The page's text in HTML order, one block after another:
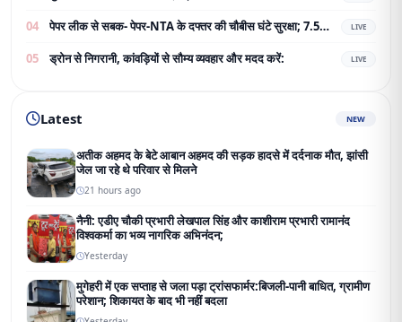
04
पेपर लीक से सबक- पेपर-NTA के दफ्तर की चौबीस घंटे सुरक्षा; 7.5
LIVE
05 ड्रोन से निगरानी, कांवड़ियों से सौम्य व्यवहार और मदद करें: LIVE
Latest NEW
अतीक अहमद के बेटे आबान अहमद की सड़क हादसे में दर्दनाक मौत, झांसी
जेल जा रहे थे परिवार से मिलने
21 hours ago
नैनी: एडीए चौकी प्रभारी लेखपाल सिंह और काशीराम प्रभारी रामानंद
विश्वकर्मा का भव्य नागरिक अभिनंदन;
Yesterday
मुगेहरी में एक सप्ताह से जला पड़ा ट्रांसफार्मर:बिजली-पानी बाधित, ग्रामीण
परेशान; शिकायत के बाद भी नहीं बदला